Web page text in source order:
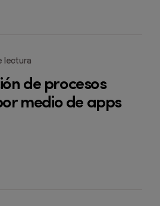
lectura
de procesos
medio de apps